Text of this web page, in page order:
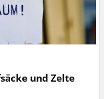
und Zelte